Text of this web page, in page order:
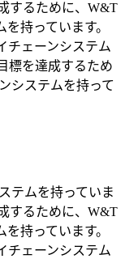
するために、W&T
持っています。
チェーンシステム
標を達成するため
システムを持って
テムを持っていま
するために、W&T
持っています。
チェーンシステム